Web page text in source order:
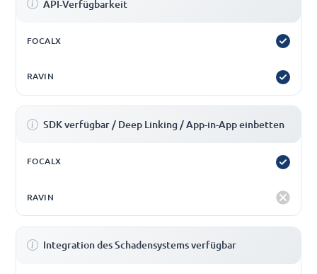
API-Verfügbarkeit
SDK verfügbar / Deep Linking / App-in-App einbetten
Integration des Schadensystems verfügbar